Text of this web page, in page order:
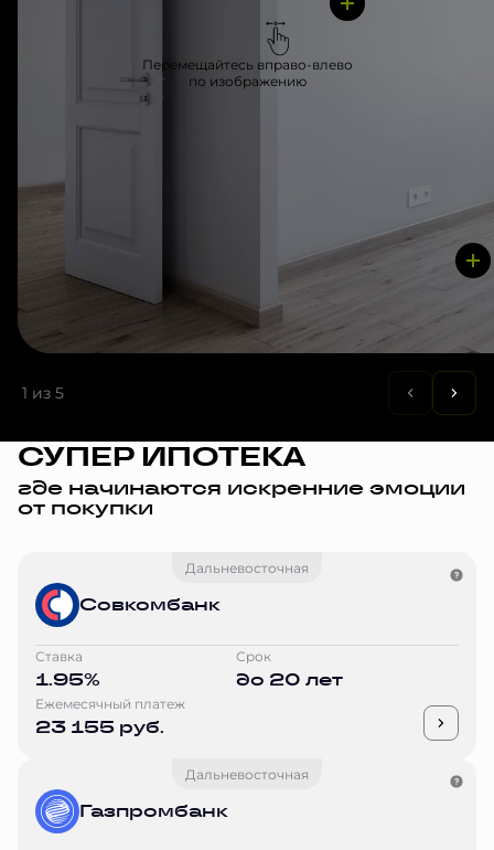
Перемещайтесь вправо-влево
по изображению
1 из 5
СУПЕР ИПОТЕКА
где начинаются искренние эмоции
от покупки
Дальневосточная
Совкомбанк
Ставка
1.95%
Срок
до 20 лет
Ежемесячный платеж
23 155 руб.
Дальневосточная
Газпромбанк